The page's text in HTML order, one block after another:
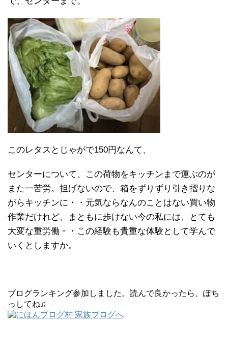
このレタスとじゃがで150円なんて、
センターについて、この荷物をキッチンまで運ぶのが
また一苦労。担げないので、箱をずりずり引き摺りな
がらキッチンに・・元気ならなんのことはない買い物
作業だけれど、まともに歩けない今の私には、とても
大変な重労働・・この経験も貴重な体験として学んで
いくとしますか。
ブログランキング参加しました。読んで良かったら、ぽち
っしてね♫